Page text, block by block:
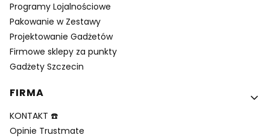
Programy Lojalnościowe
Pakowanie w Zestawy
Projektowanie Gadżetów
Firmowe sklepy za punkty
Gadżety Szczecin
FIRMA
KONTAKT ☎️
Opinie Trustmate